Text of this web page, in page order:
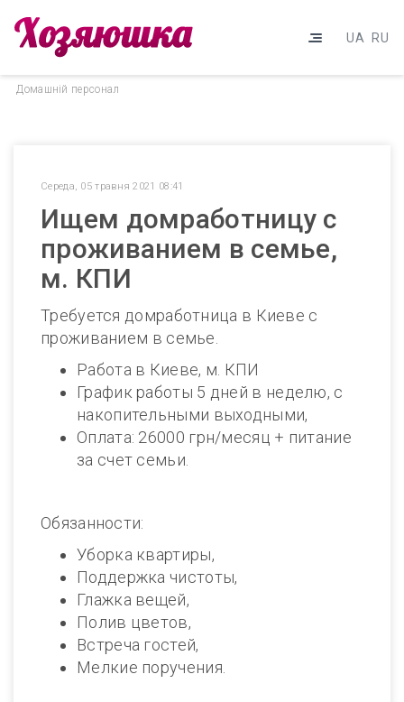
UA RU
Домашнiй персонал
Середа, 05 травня 2021 08:41
Ищем домработницу с
проживанием в семье,
м. КПИ
Требуется домработница в Киеве с
проживанием в семье.
Работа в Киеве, м. КПИ
График работы 5 дней в неделю, с
накопительными выходными,
Оплата: 26000 грн/месяц + питание
за счет семьи.
Обязанности:
Уборка квартиры,
Поддержка чистоты,
Глажка вещей,
Полив цветов,
Встреча гостей,
Мелкие поручения.